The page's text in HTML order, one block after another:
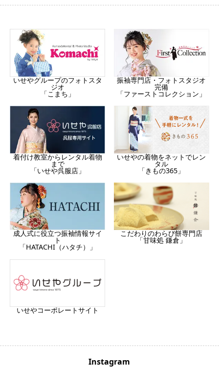
いせやグループのフォトスタ
ジオ
「こまち」
振袖専門店・フォトスタジオ
完備
「ファーストコレクション」
着付け教室からレンタル着物
まで
「いせや呉服店」
いせやの着物をネットでレン
タル
「きもの365」
成人式に役立つ振袖情報サイ
ト
「HATACHI（ハタチ）」
こだわりのわらび餅専門店
「甘味処 鎌倉」
いせやコーポレートサイト
Instagram